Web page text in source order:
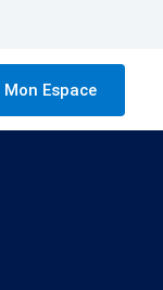
Mon Espace